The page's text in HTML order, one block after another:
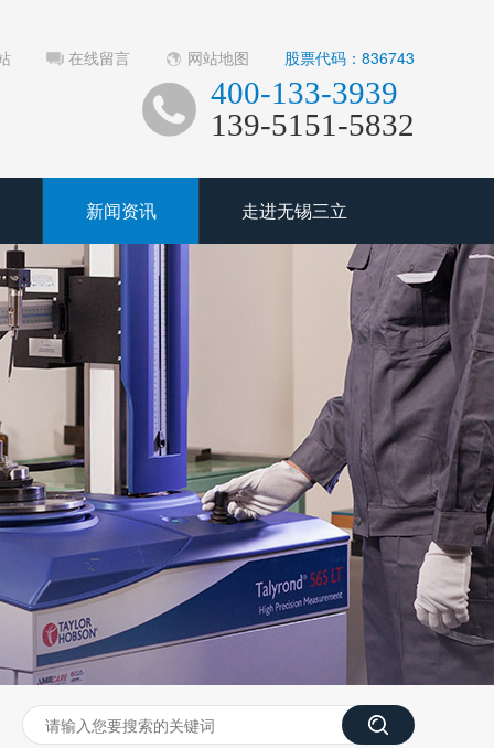
在线留言 网站地图 股票代码：836743
400-133-3939
139-5151-5832
新闻资讯 走进无锡三立